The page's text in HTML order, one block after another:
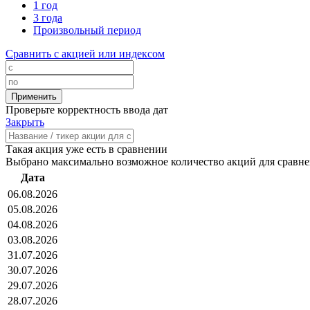
1 год
3 года
Произвольный период
Сравнить с акцией или индексом
Проверьте корректность ввода дат
Закрыть
Такая акция уже есть в сравнении
Выбрано максимально возможное количество акций для
Дата
06.08.2026
05.08.2026
04.08.2026
03.08.2026
31.07.2026
30.07.2026
29.07.2026
28.07.2026